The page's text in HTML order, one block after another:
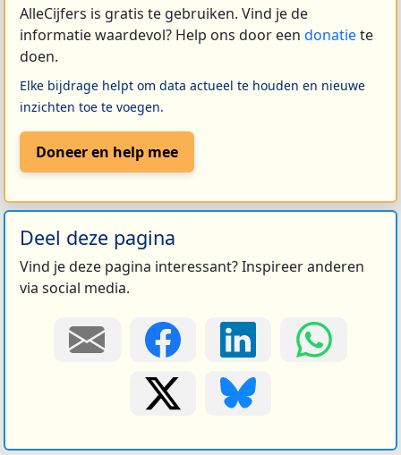
AlleCijfers is gratis te gebruiken. Vind je de
informatie waardevol? Help ons door een donatiete
doen.
Elke bijdrage helpt om data actueel te houden en nieuwe
inzichten toe te voegen.
Doneer en help mee
Deel deze pagina
Vind je deze pagina interessant? Inspireer anderen
via social media.